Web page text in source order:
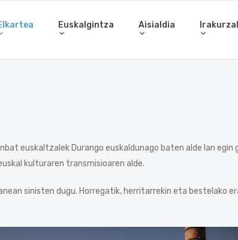
Euskalgintza Aisialdia
euskaltzalek Durango euskaldunago baten alde lan
kulturaren transmisioaren alde.
sinisten dugu. Horregatik, herritarrekin eta bestelako